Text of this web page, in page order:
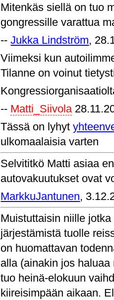
Mitenkäs siellä on tuo
gongressille varattua
--Jukka Lindström,
Viimeksi kun
Tilanne on voinut
-- Matti_Siivola
Tässä on lyhyt
ulkomaalaisia varten
Selvititkö Matti asiaa
autovakuutukset ovat
MarkkuJantunen,
Muistuttaisin niille
järjestämistä tuolle
on huomattavan
alla (ainakin jos
tuo heinä-elokuun
kiireisimpään aikaan.